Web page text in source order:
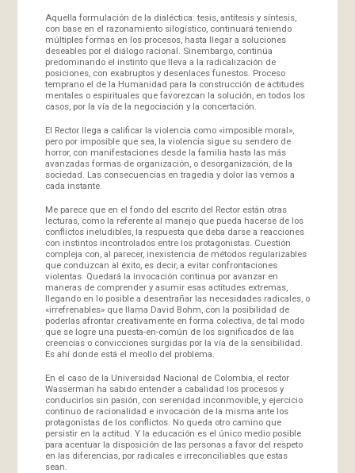
Aquella formulación de la dialéctica: tesis, antítesis y síntesis,
con base en el razonamiento silogístico, continuará teniendo
múltiples formas en los procesos, hasta llegar a soluciones
deseables por el diálogo racional. Sinembargo, continúa
predominando el instinto que lleva a la radicalización de
posiciones, con exabruptos y desenlaces funestos. Proceso
temprano el de la Humanidad para la construcción de actitudes
mentales o espirituales que favorezcan la solución, en todos los
casos, por la vía de la negociación y la concertación.
El Rector llega a calificar la violencia como «imposible moral»,
pero por imposible que sea, la violencia sigue su sendero de
horror, con manifestaciones desde la familia hasta las más
avanzadas formas de organización, o desorganización, de la
sociedad. Las consecuencias en tragedia y dolor las vemos a
cada instante.
Me parece que en el fondo del escrito del Rector están otras
lecturas, como la referente al manejo que pueda hacerse de los
conflictos ineludibles, la respuesta que deba darse a reacciones
con instintos incontrolados entre los protagonistas. Cuestión
compleja con, al parecer, inexistencia de métodos regularizables
que conduzcan al éxito, es decir, a evitar confrontaciones
violentas. Quedará la invocación continua por avanzar en
maneras de comprender y asumir esas actitudes extremas,
llegando en lo posible a desentrañar las necesidades radicales, o
«irrefrenables» que llama David Bohm, con la posibilidad de
poderlas afrontar creativamente en forma colectiva, de tal modo
que se logre una puesta-en-común de los significados de las
creencias o convicciones surgidas por la vía de la sensibilidad.
Es ahí donde está el meollo del problema.
En el caso de la Universidad Nacional de Colombia, el rector
Wasserman ha sabido entender a cabalidad los procesos y
conducirlos sin pasión, con serenidad inconmovible, y ejercicio
continuo de racionalidad e invocación de la misma ante los
protagonistas de los conflictos. No queda otro camino que
persistir en la actitud. Y la educación es el único medio posible
para acentuar la disposición de las personas a favor del respeto
en las diferencias, por radicales e irreconciliables que estas
sean.